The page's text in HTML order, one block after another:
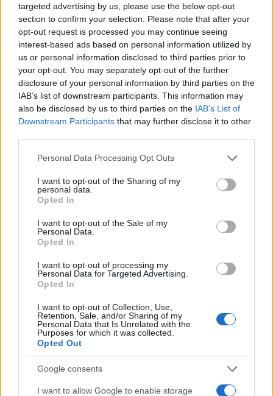
targeted advertising by us, please use the below opt-out
section to confirm your selection. Please note that after your
opt-out request is processed you may continue seeing
interest-based ads based on personal information utilized by
us or personal information disclosed to third parties prior to
your opt-out. You may separately opt-out of the further
disclosure of your personal information by third parties on the
IAB’s list of downstream participants. This information may
also be disclosed by us to third parties on the IAB’s List of
Downstream Participants that may further disclose it to other
Please note that this website/app uses one or more Google
not limited to your visit or usage behaviour. You may click to
grant or deny consent to Google and its third-party tags to
use your data for below specified purposes in below Google
consent section.
Personal Data Processing Opt Outs
I want to opt-out of the Sharing of my
personal data.
Opted In
I want to opt-out of the Sale of my
Personal Data.
Opted In
I want to opt-out of processing my
Personal Data for Targeted Advertising.
Opted In
I want to opt-out of Collection, Use,
Retention, Sale, and/or Sharing of my
Personal Data that Is Unrelated with the
Purposes for which it was collected.
Opted Out
Google consents
I want to allow Google to enable storage
Continua a leggere
LIFESTYLE